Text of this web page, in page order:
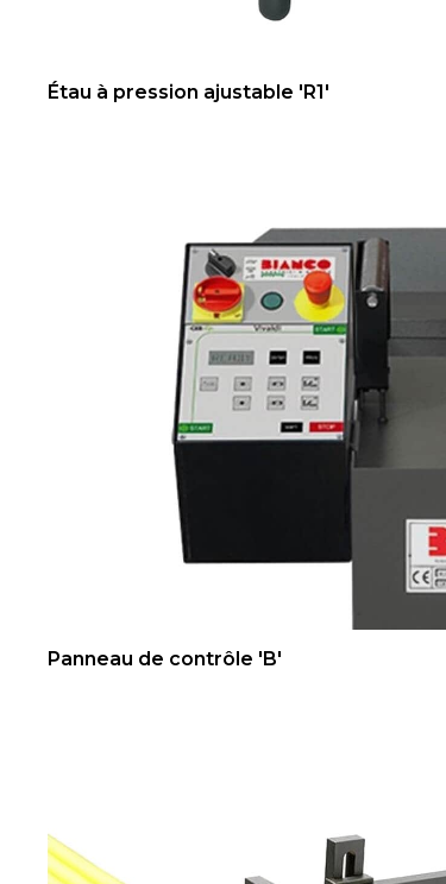
Étau à pression ajustable 'R1'
Panneau de contrôle 'B'